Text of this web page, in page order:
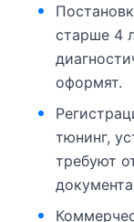
старше 4
оформят.
тюнинг,
требуют